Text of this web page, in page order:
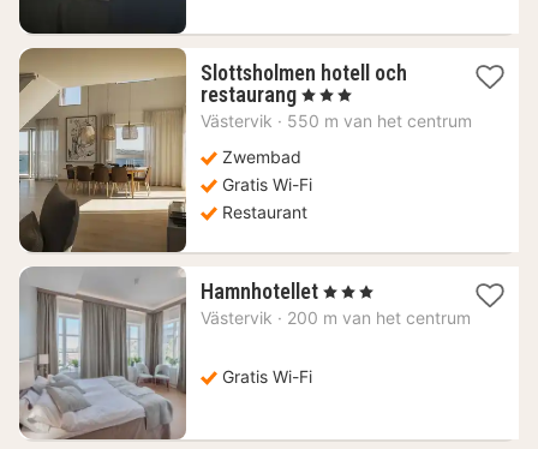
Slottsholmen hotell och
restaurang 1
nacht
140,05
€
, 3 Sterren
Västervik · 550 m van het centrum
Zwembad
Gratis Wi-Fi
Restaurant
Hamnhotellet 1
nacht
, 3 Sterren
Västervik · 200 m van het centrum
Gratis Wi-Fi